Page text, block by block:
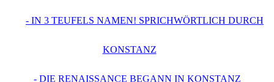
- IN 3 TEUFELS NAMEN! SPRICHWÖRTLICH DURCH
KONSTANZ
- DIE RENAISSANCE BEGANN IN KONSTANZ